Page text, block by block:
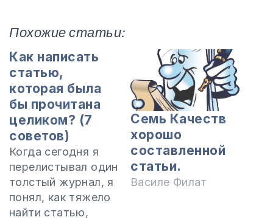
Похожие статьи:
Как написать
статью,
которая была
бы прочитана
целиком? (7
советов)
Когда сегодня я
перелистывал один
толстый журнал, я
понял, как тяжело
найти статью,
Семь Качеств
хорошо
составленной
статьи.
Василе Филат